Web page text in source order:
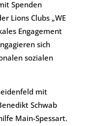
Spenden
Lions Clubs „WE
Engagement
sich
sozialen
mit
Schwab
Main-Spessart.